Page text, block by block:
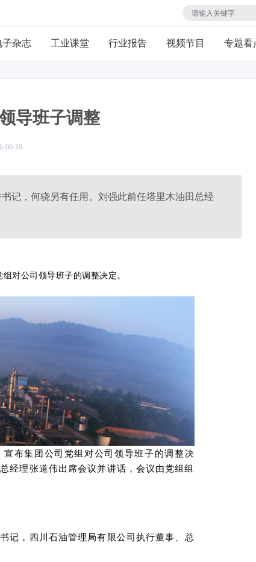
子杂志 工业课堂 行业报告 视频节目 专题看
导班子调整
06-10
记，何骁另有任用。刘强此前任塔里木油田总经
对公司领导班子的调整决定。
布集团公司党组对公司领导班子的调整决
经理张道伟出席会议并讲话，会议由党组组
记，四川石油管理局有限公司执行董事、总